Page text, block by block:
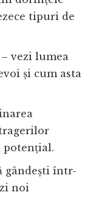
tipuri de
vezi lumea
și cum asta
gândești într-
noi